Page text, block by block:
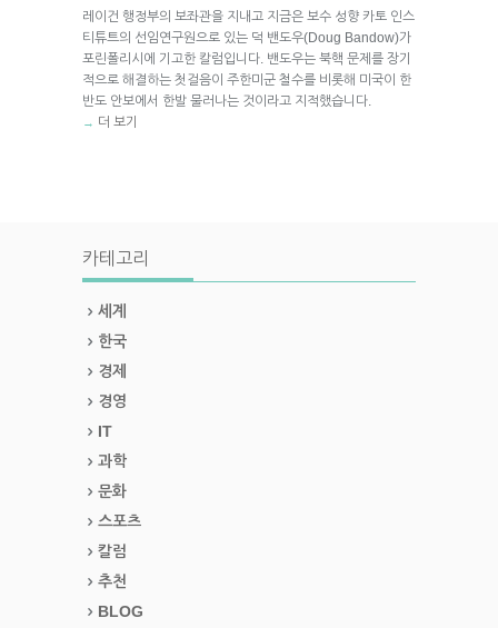
레이건 행정부의 보좌관을 지내고 지금은 보수 성향 카토 인스
티튜트의 선임연구원으로 있는 덕 밴도우(Doug Bandow)가
포린폴리시에 기고한 칼럼입니다. 밴도우는 북핵 문제를 장기
적으로 해결하는 첫걸음이 주한미군 철수를 비롯해 미국이 한
반도 안보에서 한발 물러나는 것이라고 지적했습니다.
→ 더 보기
카테고리
세계
한국
경제
경영
IT
과학
문화
스포츠
칼럼
추천
BLOG